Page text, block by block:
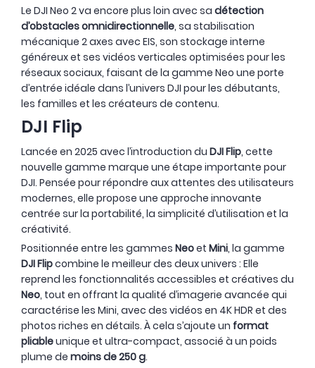
Le DJI Neo 2 va encore plus loin avec sa détection
d’obstacles omnidirectionnelle, sa stabilisation
mécanique 2 axes avec EIS, son stockage interne
généreux et ses vidéos verticales optimisées pour les
réseaux sociaux, faisant de la gamme Neo une porte
d’entrée idéale dans l’univers DJI pour les débutants,
les familles et les créateurs de contenu.
DJI Flip
Lancée en 2025 avec l’introduction du DJI Flip, cette
nouvelle gamme marque une étape importante pour
DJI. Pensée pour répondre aux attentes des utilisateurs
modernes, elle propose une approche innovante
centrée sur la portabilité, la simplicité d’utilisation et la
créativité.
Positionnée entre les gammes Neoet Mini, la gamme
DJI Flipcombine le meilleur des deux univers : Elle
reprend les fonctionnalités accessibles et créatives du
Neo, tout en offrant la qualité d’imagerie avancée qui
caractérise les Mini, avec des vidéos en 4K HDR et des
photos riches en détails. À cela s’ajoute un format
pliableunique et ultra-compact, associé à un poids
plume de moins de 250 g.